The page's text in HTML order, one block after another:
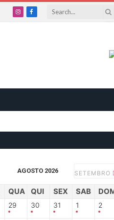
InstagramFacebook
AGOSTO 2026 SETEMBRO
QUA QUI SEX SAB
29 30 31 1 2